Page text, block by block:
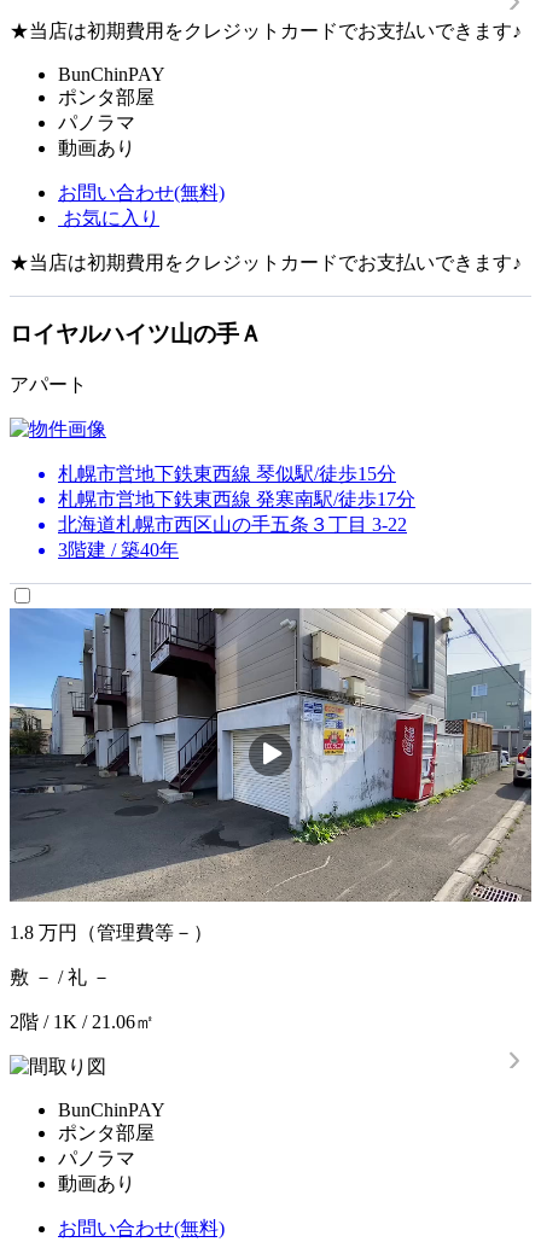
★当店は初期費用をクレジットカードでお支払いできます♪
BunChinPAY
ポンタ部屋
パノラマ
動画あり
お問い合わせ(無料)
お気に入り
★当店は初期費用をクレジットカードでお支払いできます♪
ロイヤルハイツ山の手Ａ
アパート
札幌市営地下鉄東西線 琴似駅/徒歩15分
札幌市営地下鉄東西線 発寒南駅/徒歩17分
北海道札幌市西区山の手五条３丁目 3-22
3階建 / 築40年
1.8 万円 （管理費等－）
敷 － / 礼 －
2階 / 1K / 21.06㎡
BunChinPAY
ポンタ部屋
パノラマ
動画あり
お問い合わせ(無料)